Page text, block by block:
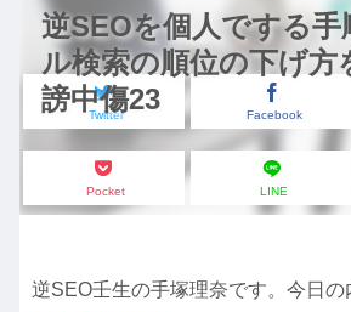
逆SEOを個人でする手
ル検索の順位の下げ方
謗中傷23
Twitter Facebook
Pocket LINE
逆SEO壬生の手塚理奈です。今日の